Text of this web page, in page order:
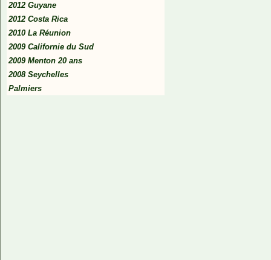
2012 Guyane
2012 Costa Rica
2010 La Réunion
2009 Californie du Sud
2009 Menton 20 ans
2008 Seychelles
Palmiers